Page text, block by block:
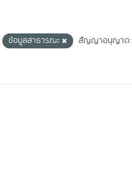
ข้อมูลสาธารณะ
สัญญาอนุญาต: